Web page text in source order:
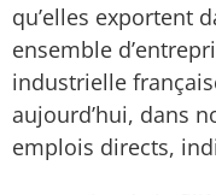
qu’elles exportent
ensemble
industrielle
aujourd’hui, dans
emplois directs,